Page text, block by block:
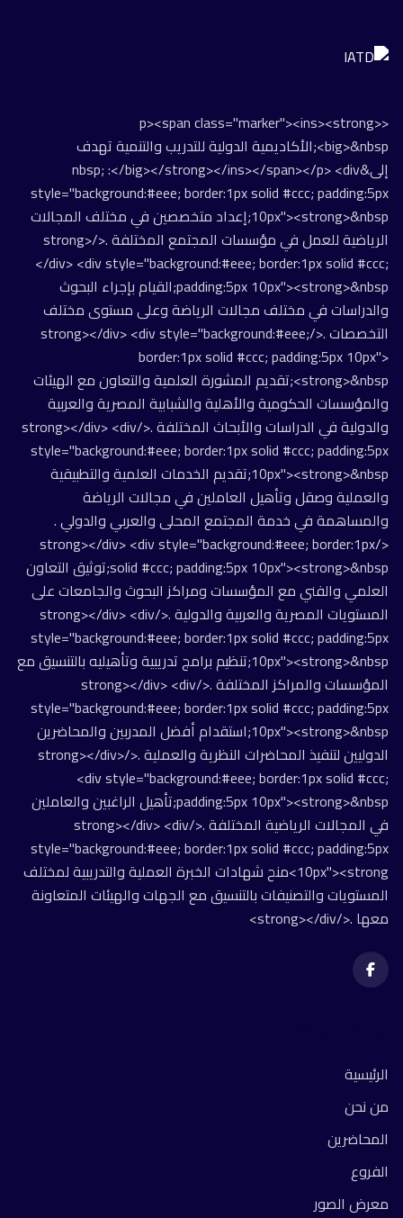
<p><span class="marker"><ins><strong>
<big>&nbsp;الأكاديمية الدولية للتدريب والتنمية تهدف
إلى&nbsp; :</big></strong></ins></span></p> <div
style="background:#eee; border:1px solid #ccc; padding:5px
10px"><strong>&nbsp;إعداد متخصصين في مختلف المجالات
الرياضية للعمل في مؤسسات المجتمع المختلفة .</strong>
</div> <div style="background:#eee; border:1px solid #ccc;
padding:5px 10px"><strong>&nbsp;القيام بإجراء البحوث
والدراسات في مختلف مجالات الرياضة وعلى مستوى مختلف
التخصصات .</strong></div> <div style="background:#eee;
border:1px solid #ccc; padding:5px 10px">
<strong>&nbsp;تقديم المشورة العلمية والتعاون مع الهيئات
والمؤسسات الحكومية والأهلية والشبابية المصرية والعربية
والدولية في الدراسات والأبحاث المختلفة .</strong></div> <div
style="background:#eee; border:1px solid #ccc; padding:5px
10px"><strong>&nbsp;تقديم الخدمات العلمية والتطبيقية
والعملية وصقل وتأهيل العاملين في مجالات الرياضة
والمساهمة في خدمة المجتمع المحلى والعربي والدولي .
</strong></div> <div style="background:#eee; border:1px
solid #ccc; padding:5px 10px"><strong>&nbsp;توثيق التعاون
العلمي والفني مع المؤسسات ومراكز البحوث والجامعات على
المستويات المصرية والعربية والدولية .</strong></div> <div
style="background:#eee; border:1px solid #ccc; padding:5px
10px"><strong>&nbsp;تنظيم برامج تدريبية وتأهيليه بالتنسيق مع
المؤسسات والمراكز المختلفة .</strong></div> <div
style="background:#eee; border:1px solid #ccc; padding:5px
10px"><strong>&nbsp;استقدام أفضل المدربين والمحاضرين
الدوليين لتنفيذ المحاضرات النظرية والعملية .</strong></div>
<div style="background:#eee; border:1px solid #ccc;
padding:5px 10px"><strong>&nbsp;تأهيل الراغبين والعاملين
في المجالات الرياضية المختلفة .</strong></div> <div
style="background:#eee; border:1px solid #ccc; padding:5px
10px"><strong>منح شهادات الخبرة العملية والتدريبية لمختلف
المستويات والتصنيفات بالتنسيق مع الجهات والهيئات المتعاونة
معها .</strong></div>
الرئيسية
من نحن
المحاضرين
الفروع
معرض الصور